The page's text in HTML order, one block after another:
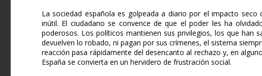
La sociedad española es golpeada a diario por el impacto
inútil. El ciudadano se convence de que el poder les ha
poderosos. Los políticos mantienen sus privilegios, los que han
devuelven lo robado, ni pagan por sus crímenes, el sistema
reacción pasa rápidamente del desencanto al rechazo y, en
España se convierta en un hervidero de frustración social.